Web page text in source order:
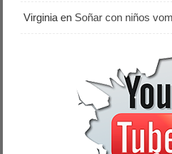
Virginia en Soñar con niños